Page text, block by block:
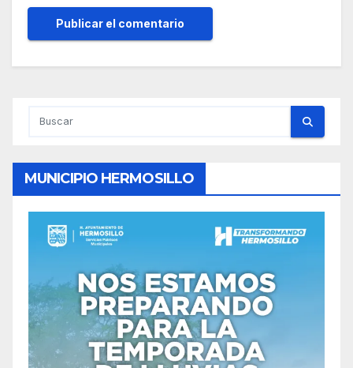
MUNICIPIO HERMOSILLO